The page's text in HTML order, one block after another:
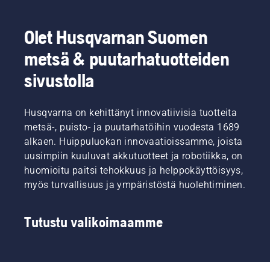
Olet Husqvarnan Suomen
metsä & puutarhatuotteiden
sivustolla
Husqvarna on kehittänyt innovatiivisia tuotteita
metsä-, puisto- ja puutarhatöihin vuodesta 1689
alkaen. Huippuluokan innovaatioissamme, joista
uusimpiin kuuluvat akkutuotteet ja robotiikka, on
huomioitu paitsi tehokkuus ja helppokäyttöisyys,
myös turvallisuus ja ympäristöstä huolehtiminen.
Tutustu valikoimaamme